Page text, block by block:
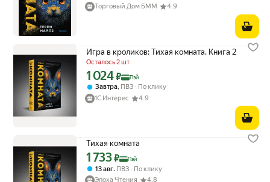
Торговый Дом БММ
4.9
Игра в кроликов: Тихая комната. Книга 2
Осталось 2 шт
Цена с картой Яндекс Пэй 1024 ₽ вместо
1 024₽ Пэй
Завтра ПВЗ
По клику
1С Интерес
4.9
Тихая комната
Цена с картой Яндекс Пэй 1733 ₽ вместо
1 733₽ Пэй
13 авг, ПВЗ
По клику
Эпоха Чтения
4.8